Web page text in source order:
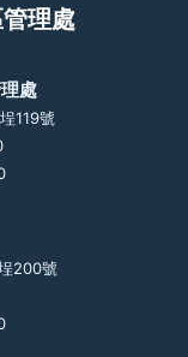
理處
處
119號
200號